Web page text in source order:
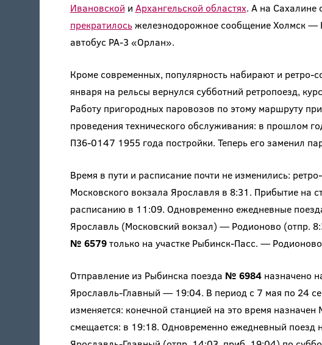
Ивановской и Архангельской областях. А на Сахалине
прекратилосьжелезнодорожное сообщение Холмск —
автобус РА-3 «Орлан».
Кроме современных, популярность набирают и
января на рельсы вернулся субботний ретропоезд,
Работу пригородных паровозов по этому маршруту
проведения технического обслуживания: в прошлом
П36-0147 1955 года постройки. Теперь его заменил
Время в пути и расписание почти не изменились:
Московского вокзала Ярославля в 8:31. Прибытие на
расписанию в 11:09. Одновременно ежедневные
Ярославль (Московский вокзал) — Родионово (отпр.
№ 6579только на участке Рыбинск-Пасс. —
Отправление из Рыбинска поезда № 6984назначено
Ярославль-Главный — 19:04. В период с 7 мая по 24
изменяется: конечной станцией на это время
смещается: в 19:18. Одновременно ежедневный поезд